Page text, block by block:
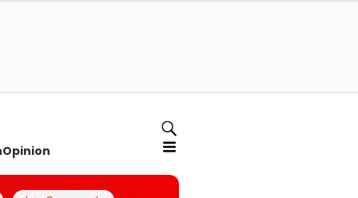
Opinion